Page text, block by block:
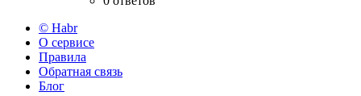
© Habr
О сервисе
Правила
Обратная связь
Блог